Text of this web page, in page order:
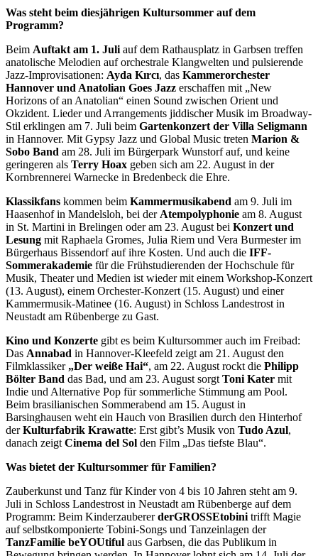
Was steht beim diesjährigen Kultursommer auf dem
Programm?
Beim Auftakt am 1. Juli auf dem Rathausplatz in Garbsen treffen
anatolische Melodien auf orchestrale Klangwelten und pulsierende
Jazz-Improvisationen: Ayda Kırcı, das Kammerorchester
Hannover und Anatolian Goes Jazz erschaffen mit „New
Horizons of an Anatolian“ einen Sound zwischen Orient und
Okzident. Lieder und Arrangements jiddischer Musik im Broadway-
Stil erklingen am 7. Juli beim Gartenkonzert der Villa Seligmann
in Hannover. Mit Gypsy Jazz und Global Music treten Marion &
Sobo Band am 28. Juli im Bürgerpark Wunstorf auf, und keine
geringeren als Terry Hoax geben sich am 22. August in der
Kornbrennerei Warnecke in Bredenbeck die Ehre.
Klassikfans kommen beim Kammermusikabend am 9. Juli im
Haasenhof in Mandelsloh, bei der Atempolyphonie am 8. August
in St. Martini in Brelingen oder am 23. August bei Konzert und
Lesung mit Raphaela Gromes, Julia Riem und Vera Burmester im
Bürgerhaus Bissendorf auf ihre Kosten. Und auch die IFF-
Sommerakademie für die Frühstudierenden der Hochschule für
Musik, Theater und Medien ist wieder mit einem Workshop-Konzert
(13. August), einem Orchester-Konzert (15. August) und einer
Kammermusik-Matinee (16. August) in Schloss Landestrost in
Neustadt am Rübenberge zu Gast.
Kino und Konzerte gibt es beim Kultursommer auch im Freibad:
Das Annabad in Hannover-Kleefeld zeigt am 21. August den
Filmklassiker „Der weiße Hai“, am 22. August rockt die Philipp
Bölter Band das Bad, und am 23. August sorgt Toni Kater mit
Indie und Alternative Pop für sommerliche Stimmung am Pool.
Beim brasilianischen Sommerabend am 15. August in
Barsinghausen weht ein Hauch von Brasilien durch den Hinterhof
derKulturfabrik Krawatte: Erst gibt’s Musik von Tudo Azul,
danach zeigt Cinema del Sol den Film „Das tiefste Blau“.
Was bietet der Kultursommer für Familien?
Zauberkunst und Tanz für Kinder von 4 bis 10 Jahren steht am 9.
Juli in Schloss Landestrost in Neustadt am Rübenberge auf dem
Programm: Beim KinderzaubererderGROSSEtobini trifft Magie
auf selbstkomponierte Tobini-Songs und Tanzeinlagen der
TanzFamilie beYOUtiful aus Garbsen, die das Publikum in